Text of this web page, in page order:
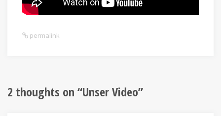
permalink
2 thoughts on “Unser Video”